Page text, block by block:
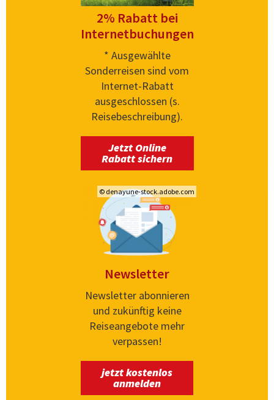
2% Rabatt bei
Internetbuchungen
* Ausgewählte
Sonderreisen sind vom
Internet-Rabatt
ausgeschlossen (s.
Reisebeschreibung).
Jetzt Online
Rabatt sichern
© denayune-stock.adobe.com
Newsletter
Newsletter abonnieren
und zukünftig keine
Reiseangebote mehr
verpassen!
jetzt kostenlos
anmelden